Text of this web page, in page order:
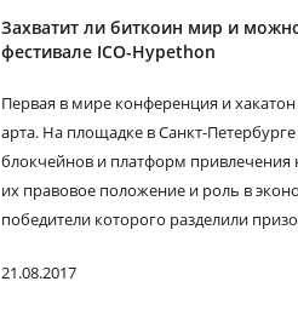
Захватит ли биткоин мир и
фестивале ICO-Hypethon
Первая в мире конференция и
арта. На площадке в Санкт-
блокчейнов и платформ привлечения
их правовое положение и роль в
победители которого разделили
21.08.2017